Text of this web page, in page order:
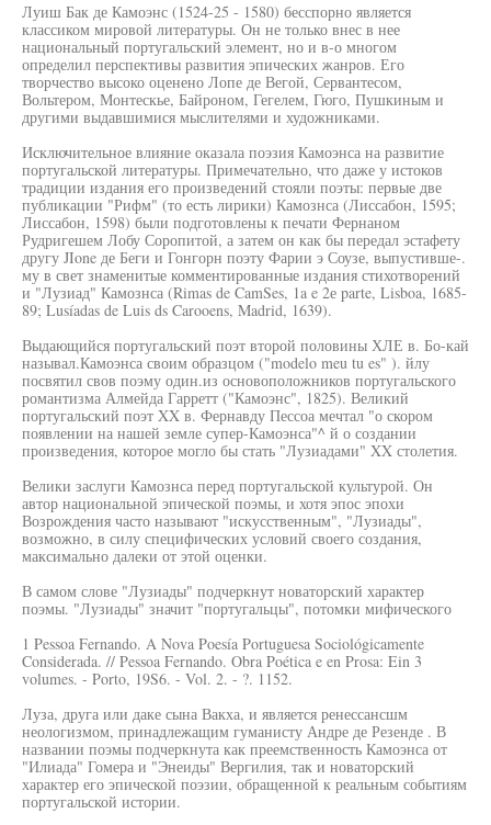
Луиш Бак де Камоэнс (1524-25 - 1580) бесспорно является
классиком мировой литературы. Он не только внес в нее
национальный португальский элемент, но и в-о многом
определил перспективы развития эпических жанров. Его
творчество высоко оценено Лопе де Вегой, Сервантесом,
Вольтером, Монтескье, Байроном, Гегелем, Гюго, Пушкиным и
другими выдавшимися мыслителями и художниками.
Исключительное влияние оказала поэзия Камоэнса на развитие
португальской литературы. Примечательно, что даже у истоков
традиции издания его произведений стояли поэты: первые две
публикации "Рифм" (то есть лирики) Камознса (Лиссабон, 1595;
Лиссабон, 1598) были подготовлены к печати Фернаном
Рудригешем Лобу Соропитой, а затем он как бы передал эстафету
другу JIone де Беги и Гонгорн поэту Фарии э Соузе, выпустивше-.
му в свет знаменитые комментированные издания стихотворений
и "Лузиад" Камознса (Rimas de CamSes, 1a e 2е parte, Lisboa, 1685-
89; Lusíadas de Luis ds Carooens, Madrid, 1639).
Выдающийся португальский поэт второй половины ХЛЕ в. Бо-кай
называл.Камоэнса своим образцом ("modelo meu tu es" ). йлу
посвятил свов поэму один.из основоположников португальского
романтизма Алмейда Гарретт ("Камоэнс", 1825). Великий
португальский поэт XX в. Фернавду Пессоа мечтал "о скором
появлении на нашей земле супер-Камоэнса"^ й о создании
произведения, которое могло бы стать "Лузиадами" XX столетия.
Велики заслуги Камознса перед португальской культурой. Он
автор национальной эпической поэмы, и хотя эпос эпохи
Возрождения часто называют "искусственным", "Лузиады",
возможно, в силу специфических условий своего создания,
максимально далеки от этой оценки.
В самом слове "Лузиады" подчеркнут новаторский характер
поэмы. "Лузиады" значит "португальцы", потомки мифического
1 Pessoa Fernando. A Nova Poesía Portuguesa Sociológicamente
Considerada. // Pessoa Fernando. Obra Poética e en Prosa: Ein 3
volumes. - Porto, 19S6. - Vol. 2. - ?. 1152.
Луза, друга или даке сына Вакха, и является ренессансшм
неологизмом, принадлежащим гуманисту Андре де Резенде . В
названии поэмы подчеркнута как преемственность Камоэнса от
"Илиада" Гомера и "Энеиды" Вергилия, так и новаторский
характер его эпической поэзии, обращенной к реальным событиям
португальской истории.